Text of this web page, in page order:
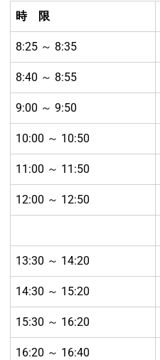
時 限
8:25 ～ 8:35
8:40 ～ 8:55
9:00 ～ 9:50
10:00 ～ 10:50
11:00 ～ 11:50
12:00 ～ 12:50
13:30 ～ 14:20
14:30 ～ 15:20
15:30 ～ 16:20
16:20 ～ 16:40